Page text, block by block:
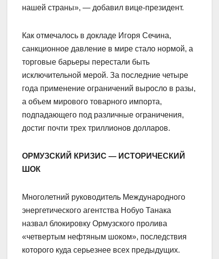
нашей страны», — добавил вице-президент.
Как отмечалось в докладе Игоря Сечина,
санкционное давление в мире стало нормой, а
торговые барьеры перестали быть
исключительной мерой. За последние четыре
года применение ограничений выросло в разы,
а объем мирового товарного импорта,
подпадающего под различные ограничения,
достиг почти трех триллионов долларов.
ОРМУЗСКИЙ КРИЗИС — ИСТОРИЧЕСКИЙ
ШОК
Многолетний руководитель Международного
энергетического агентства Нобуо Танака
назвал блокировку Ормузского пролива
«четвертым нефтяным шоком», последствия
которого куда серьезнее всех предыдущих.